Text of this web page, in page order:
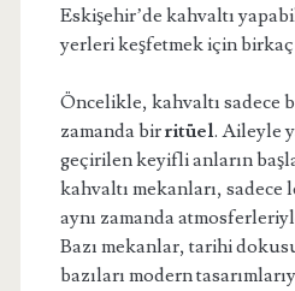
Eskişehir’de kahvaltı
yerleri keşfetmek için
Öncelikle, kahvaltı sadece
zamanda birritüel. Aileyle
geçirilen keyifli anların
kahvaltı mekanları,
aynı zamanda
Bazı mekanlar, tarihi
bazıları modern